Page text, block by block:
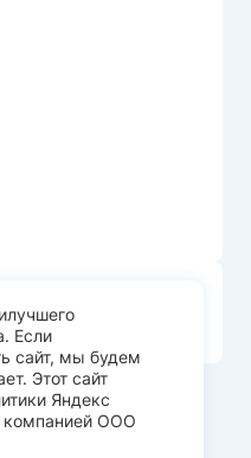
2026
Если
сайт, мы будем
Этот сайт
Яндекс
компанией ООО